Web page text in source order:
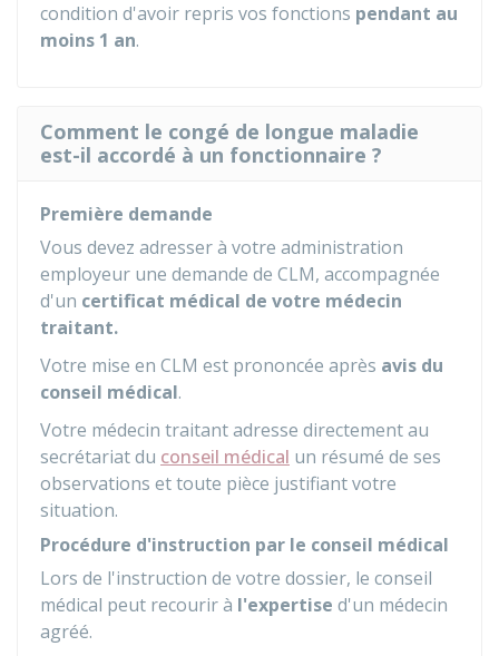
condition d'avoir repris vos fonctions pendant au
moins 1 an.
Comment le congé de longue maladie
est-il accordé à un fonctionnaire ?
Première demande
Vous devez adresser à votre administration
employeur une demande de CLM, accompagnée
d'un certificat médical de votre médecin
traitant.
Votre mise en CLM est prononcée après avis du
conseil médical.
Votre médecin traitant adresse directement au
secrétariat du conseil médical un résumé de ses
observations et toute pièce justifiant votre
situation.
Procédure d'instruction par le conseil médical
Lors de l'instruction de votre dossier, le conseil
médical peut recourir à l'expertise d'un médecin
agréé.